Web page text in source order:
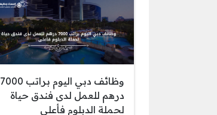
وظائف دبي اليوم براتب 7000
درهم للعمل لدى فندق حياة
لحملة الدبلوم فأعلى